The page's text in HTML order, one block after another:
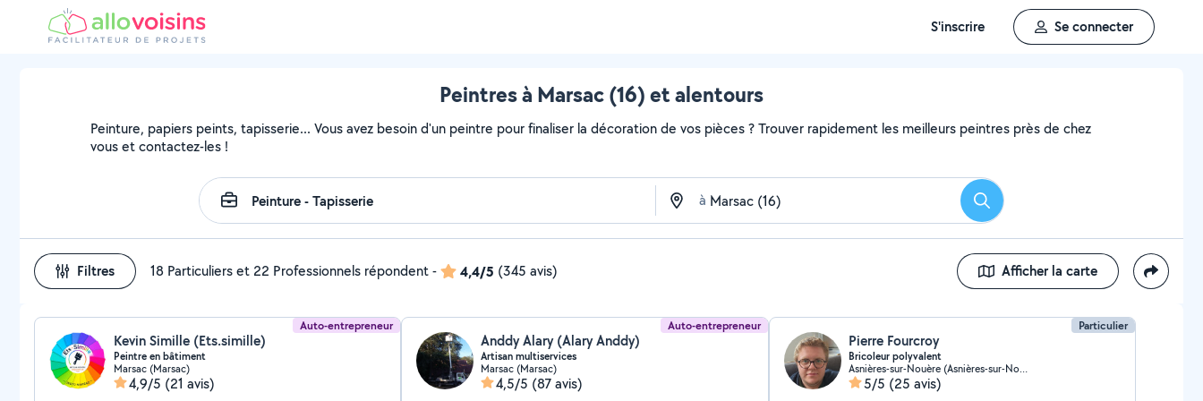
S'inscrire Se connecter
Peintres à Marsac (16) et alentours
Peinture, papiers peints, tapisserie... Vous avez besoin d'un peintre pour finaliser la décoration de vos pièces ? Trouver rapidement les meilleurs peintres près de chez
vous et contactez-les !
à Rechercher
Filtres 18 Particuliers et 22 Professionnels répondent- 4,4/5 (345 avis) Afficher la carte
Auto-entrepreneur
Kevin Simille (Ets.simille)
Peintre en bâtiment
Marsac (Marsac)
4,9/5 (21 avis)
Auto-entrepreneur
Anddy Alary (Alary Anddy)
Artisan multiservices
Marsac (Marsac)
4,5/5 (87 avis)
Particulier
Pierre Fourcroy
Bricoleur polyvalent
Asnières-sur-Nouère (Asnières-sur-Nouère)
5/5 (25 avis)